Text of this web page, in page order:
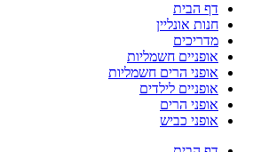
דף הבית
חנות אונליין
מדריכים
אופניים חשמליות
אופני הרים חשמליות
אופניים לילדים
אופני הרים
אופני כביש